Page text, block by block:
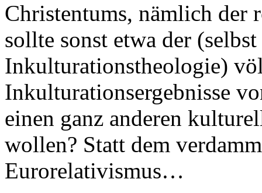
Christentums, nämlich der
sollte sonst etwa der
Inkulturationstheologie)
Inkulturationsergebnisse
einen ganz anderen
wollen? Statt dem
Eurorelativismus…